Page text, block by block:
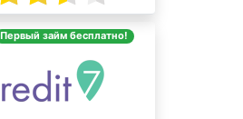
Первый займ бесплатно!